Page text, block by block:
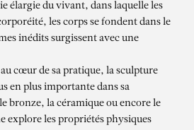
JAUNE
élargie du vivant, dans laquelle les
les corps se fondent dans le
inédits surgissent avec une
cœur de sa pratique, la sculpture
en plus importante dans sa
bronze, la céramique ou encore le
explore les propriétés physiques